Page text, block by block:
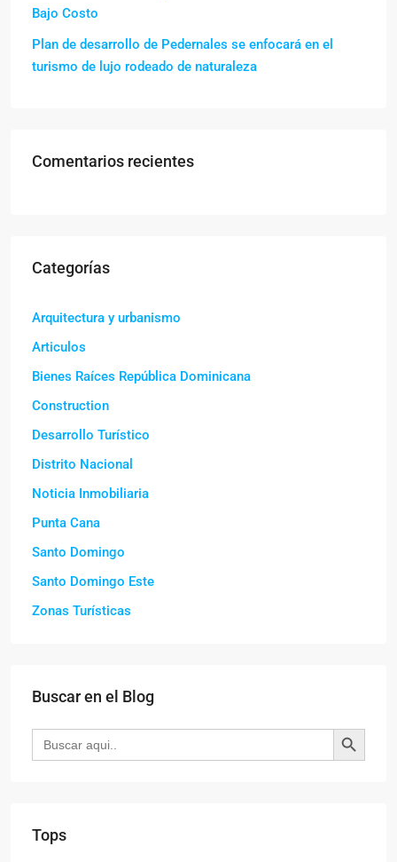
Bajo Costo
Plan de desarrollo de Pedernales se enfocará en el
turismo de lujo rodeado de naturaleza
Comentarios recientes
Categorías
Arquitectura y urbanismo
Articulos
Bienes Raíces República Dominicana
Construction
Desarrollo Turístico
Distrito Nacional
Noticia Inmobiliaria
Punta Cana
Santo Domingo
Santo Domingo Este
Zonas Turísticas
Buscar en el Blog
Buscar: Botón de búsqueda
Tops